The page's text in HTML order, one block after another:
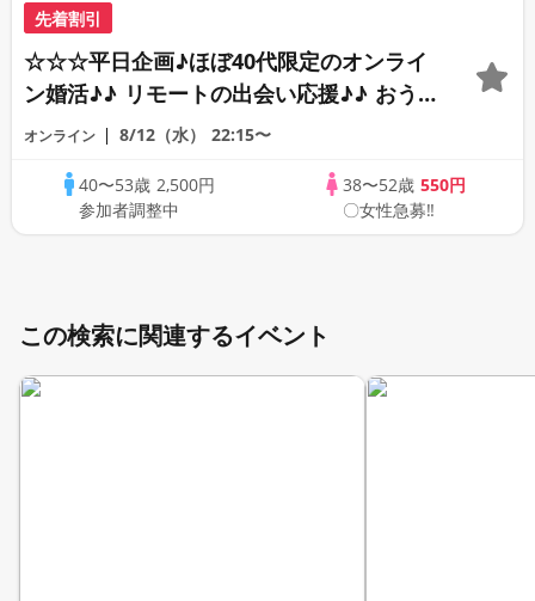
先着割引
☆☆☆平日企画♪ほぼ40代限定のオンライ
ン婚活♪♪ リモートの出会い応援♪♪ おう
ちで乾杯しませんか♪♪ ☆全国の方が対象
PARTY!!
オンライン 8/12（水） 22:15〜
40〜53歳 2,500円
参加者調整中
38〜52歳 550円
〇女性急募‼
この検索に関連するイベント